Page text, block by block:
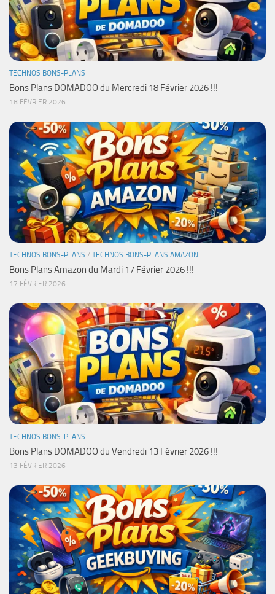
TECHNOS BONS-PLANS
Bons Plans DOMADOO du Mercredi 18 Février 2026 !!!
18 FÉVRIER 2026
TECHNOS BONS-PLANS / TECHNOS BONS-PLANS AMAZON
Bons Plans Amazon du Mardi 17 Février 2026 !!!
17 FÉVRIER 2026
TECHNOS BONS-PLANS
Bons Plans DOMADOO du Vendredi 13 Février 2026 !!!
13 FÉVRIER 2026